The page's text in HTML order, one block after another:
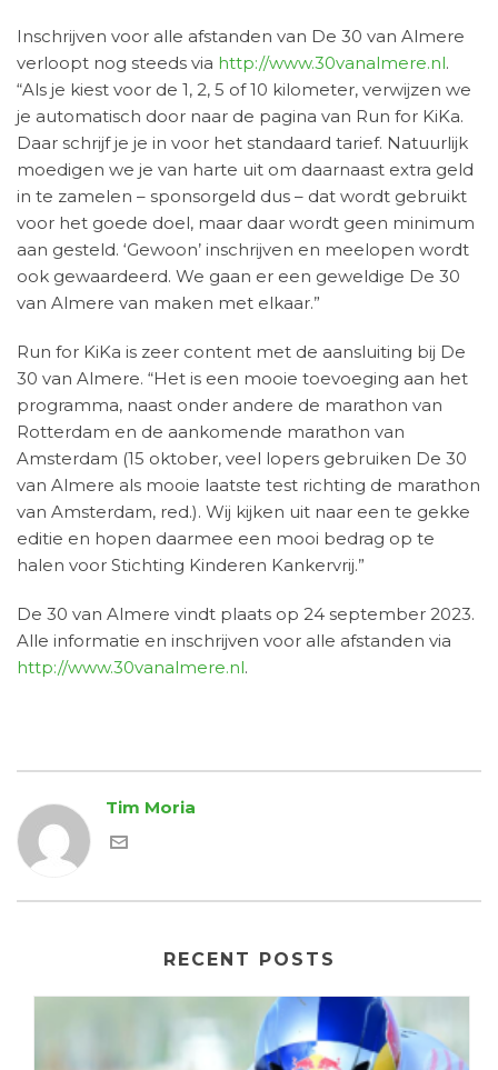
Inschrijven voor alle afstanden van De 30 van Almere
verloopt nog steeds via http://www.30vanalmere.nl.
“Als je kiest voor de 1, 2, 5 of 10 kilometer, verwijzen we
je automatisch door naar de pagina van Run for KiKa.
Daar schrijf je je in voor het standaard tarief. Natuurlijk
moedigen we je van harte uit om daarnaast extra geld
in te zamelen – sponsorgeld dus – dat wordt gebruikt
voor het goede doel, maar daar wordt geen minimum
aan gesteld. ‘Gewoon’ inschrijven en meelopen wordt
ook gewaardeerd. We gaan er een geweldige De 30
van Almere van maken met elkaar.”
Run for KiKa is zeer content met de aansluiting bij De
30 van Almere. “Het is een mooie toevoeging aan het
programma, naast onder andere de marathon van
Rotterdam en de aankomende marathon van
Amsterdam (15 oktober, veel lopers gebruiken De 30
van Almere als mooie laatste test richting de marathon
van Amsterdam, red.). Wij kijken uit naar een te gekke
editie en hopen daarmee een mooi bedrag op te
halen voor Stichting Kinderen Kankervrij.”
De 30 van Almere vindt plaats op 24 september 2023.
Alle informatie en inschrijven voor alle afstanden via
http://www.30vanalmere.nl.
Tim Moria
RECENT POSTS